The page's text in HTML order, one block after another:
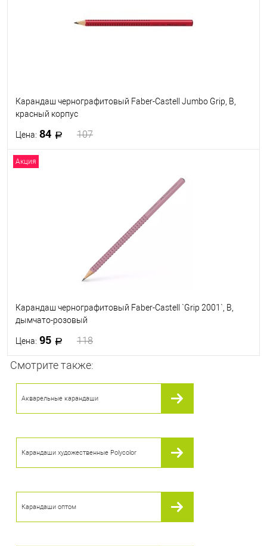
Карандаш чернографитовый Faber-Castell Jumbo Grip, B,
красный корпус
Цена: 84 107
В наличии
Акция
Карандаш чернографитовый Faber-Castell `Grip 2001`, B,
дымчато-розовый
Цена: 95 118
В наличии
Смотрите также:
Акварельные карандаши
Карандаши художественные Polycolor
Карандаши оптом